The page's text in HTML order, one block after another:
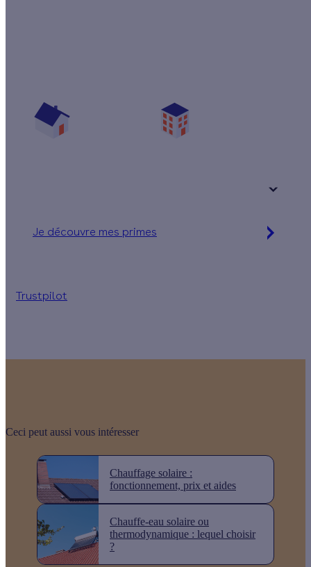
Je découvre mes primes
Trustpilot
Ceci peut aussi vous intéresser
Chauffage solaire :
fonctionnement, prix et aides
Chauffe-eau solaire ou
thermodynamique : lequel choisir
?